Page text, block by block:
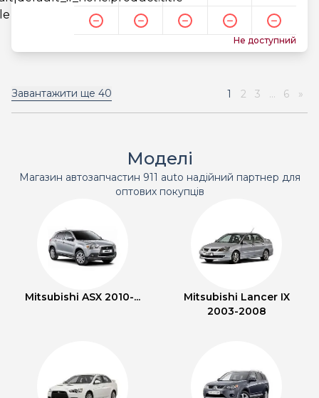
Не доступний
Завантажити ще 40 1 2 3 ... 6 »
Моделі
Магазин автозапчастин 911 auto надійний партнер для
оптових покупців
Mitsubishi ASX 2010-...
Mitsubishi Lancer IX
2003-2008